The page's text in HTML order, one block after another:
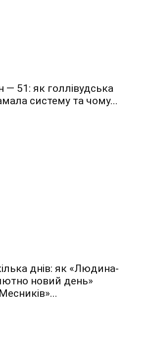
— 51: як голлівудська
систему та чому...
днів: як «Людина-
новий день»